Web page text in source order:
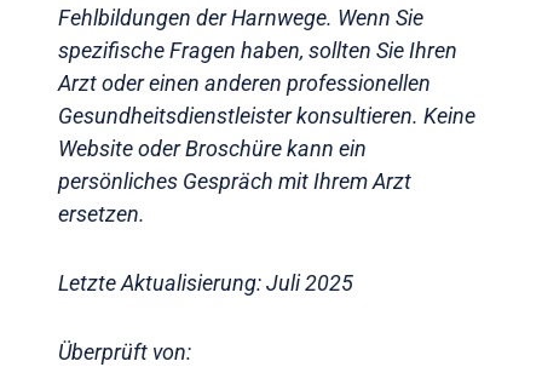
Fehlbildungen der Harnwege. Wenn Sie
spezifische Fragen haben, sollten Sie Ihren
Arzt oder einen anderen professionellen
Gesundheitsdienstleister konsultieren. Keine
Website oder Broschüre kann ein
persönliches Gespräch mit Ihrem Arzt
ersetzen.
Letzte Aktualisierung: Juli 2025
Überprüft von: